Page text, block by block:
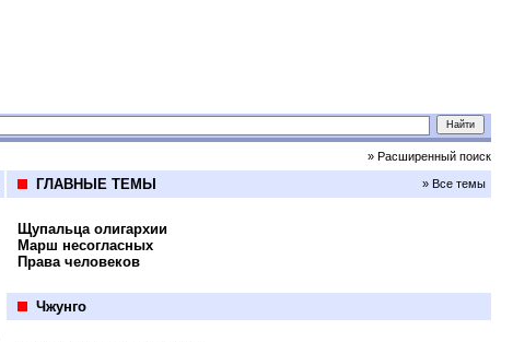
» Расширенный поиск
ГЛАВНЫЕ ТЕМЫ » Все темы
Щупальца олигархии
Марш несогласных
Права человеков
Чжунго